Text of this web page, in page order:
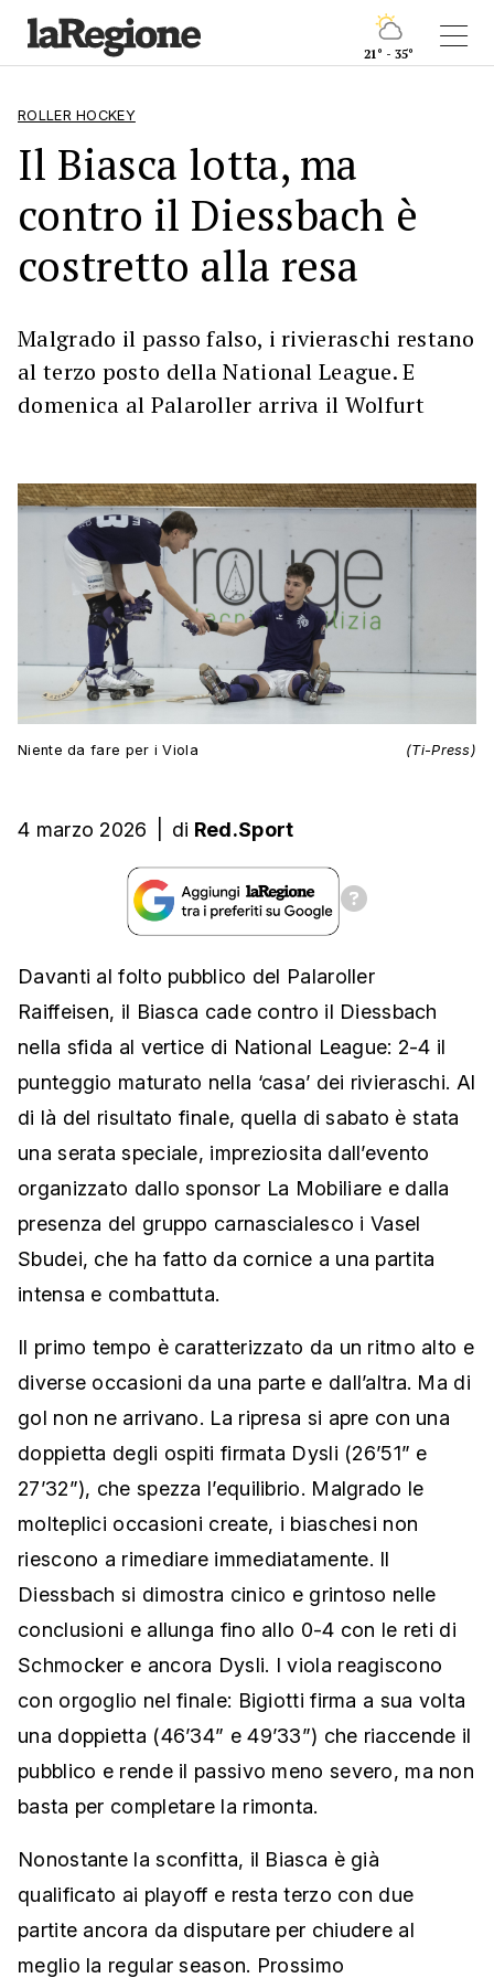
21° - 35°
ROLLER HOCKEY
Il Biasca lotta, ma
contro il Diessbach è
costretto alla resa
Malgrado il passo falso, i rivieraschi restano
al terzo posto della National League. E
domenica al Palaroller arriva il Wolfurt
Niente da fare per i Viola (Ti-Press)
4 marzo 2026 di Red.Sport
Davanti al folto pubblico del Palaroller
Raiffeisen, il Biasca cade contro il Diessbach
nella sfida al vertice di National League: 2-4 il
punteggio maturato nella ‘casa’ dei rivieraschi. Al
di là del risultato finale, quella di sabato è stata
una serata speciale, impreziosita dall’evento
organizzato dallo sponsor La Mobiliare e dalla
presenza del gruppo carnascialesco i Vasel
Sbudei, che ha fatto da cornice a una partita
intensa e combattuta.
Il primo tempo è caratterizzato da un ritmo alto e
diverse occasioni da una parte e dall’altra. Ma di
gol non ne arrivano. La ripresa si apre con una
doppietta degli ospiti firmata Dysli (26’51” e
27’32”), che spezza l’equilibrio. Malgrado le
molteplici occasioni create, i biaschesi non
riescono a rimediare immediatamente. Il
Diessbach si dimostra cinico e grintoso nelle
conclusioni e allunga fino allo 0-4 con le reti di
Schmocker e ancora Dysli. I viola reagiscono
con orgoglio nel finale: Bigiotti firma a sua volta
una doppietta (46’34” e 49’33”) che riaccende il
pubblico e rende il passivo meno severo, ma non
basta per completare la rimonta.
Nonostante la sconfitta, il Biasca è già
qualificato ai playoff e resta terzo con due
partite ancora da disputare per chiudere al
meglio la regular season. Prossimo